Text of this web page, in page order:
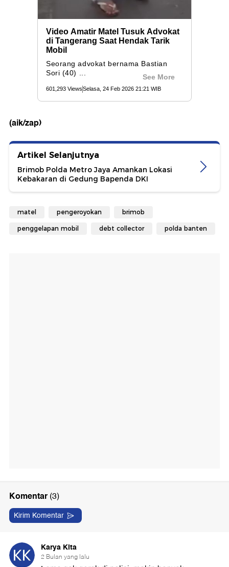
(aik/zap)
Artikel Selanjutnya
Brimob Polda Metro Jaya Amankan Lokasi
Kebakaran di Gedung Bapenda DKI
matel pengeroyokan brimob
penggelapan mobil debt collector polda banten